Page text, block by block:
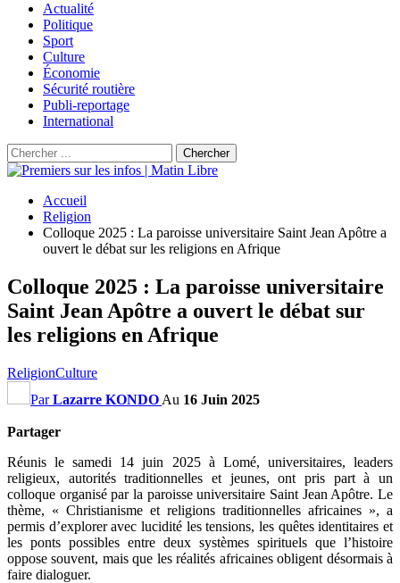
Actualité
Politique
Sport
Culture
Économie
Sécurité routière
Publi-reportage
International
Accueil
Religion
Colloque 2025 : La paroisse universitaire Saint Jean Apôtre a
ouvert le débat sur les religions en Afrique
Colloque 2025 : La paroisse universitaire
Saint Jean Apôtre a ouvert le débat sur
les religions en Afrique
ReligionCulture
ParLazarre KONDO Au 16 Juin 2025
Partager
Réunis le samedi 14 juin 2025 à Lomé, universitaires, leaders
religieux, autorités traditionnelles et jeunes, ont pris part à un
colloque organisé par la paroisse universitaire Saint Jean Apôtre. Le
thème, « Christianisme et religions traditionnelles africaines », a
permis d’explorer avec lucidité les tensions, les quêtes identitaires et
les ponts possibles entre deux systèmes spirituels que l’histoire
oppose souvent, mais que les réalités africaines obligent désormais à
faire dialoguer.